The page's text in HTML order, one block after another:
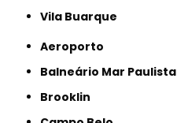
Vila Buarque
Aeroporto
Balneário Mar Paulista
Brooklin